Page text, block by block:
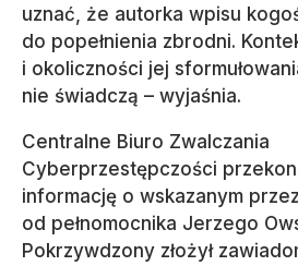
uznać, że autorka wpisu kogoś
do popełnienia zbrodni.
i okoliczności jej
nie świadczą – wyjaśnia.
Centralne Biuro Zwalczania
Cyberprzestępczości
informację o wskazanym
od pełnomocnika Jerzego
Pokrzywdzony złożył